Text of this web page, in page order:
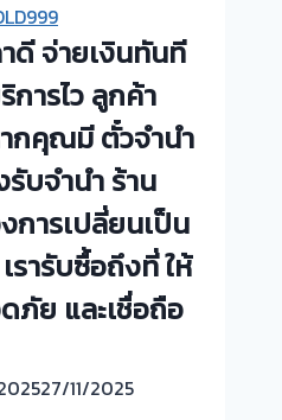
ดี จ่ายเงินทันที
ารไว ลูกค้า
กคุณมี ตั๋วจำนำ
รับจำนำ ร้าน
การเปลี่ยนเป็น
รารับซื้อถึงที่ ให้
ภัย และเชื่อถือ
27/11/2025